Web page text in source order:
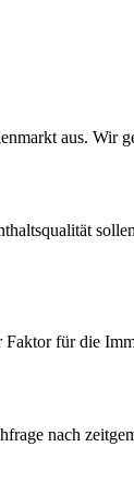
aus. Wir
für die
nach